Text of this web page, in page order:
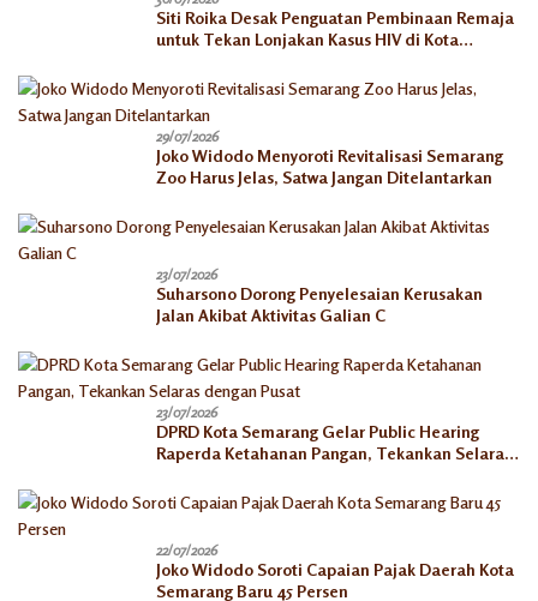
Siti Roika Desak Penguatan Pembinaan Remaja
untuk Tekan Lonjakan Kasus HIV di Kota
29/07/2026
Joko Widodo Menyoroti Revitalisasi Semarang
Zoo Harus Jelas, Satwa Jangan Ditelantarkan
23/07/2026
Suharsono Dorong Penyelesaian Kerusakan
Jalan Akibat Aktivitas Galian C
23/07/2026
DPRD Kota Semarang Gelar Public Hearing
Raperda Ketahanan Pangan, Tekankan Selaras
22/07/2026
Joko Widodo Soroti Capaian Pajak Daerah Kota
Semarang Baru 45 Persen